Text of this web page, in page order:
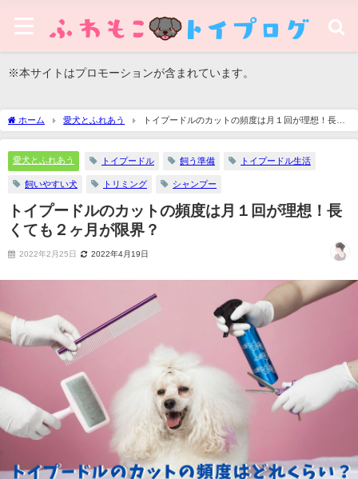
※本サイトはプロモーションが含まれています。
ホーム 愛犬とふれあう
トイプードルのカットの頻度は月１回が理想！長く
ても２ヶ月が限界？
愛犬とふれあう トイプードル 飼う準備 トイプードル生活
飼いやすい犬 トリミング シャンプー
トイプードルのカットの頻度は月１回が理想！長
くても２ヶ月が限界？
2022年2月25日 2022年4月19日